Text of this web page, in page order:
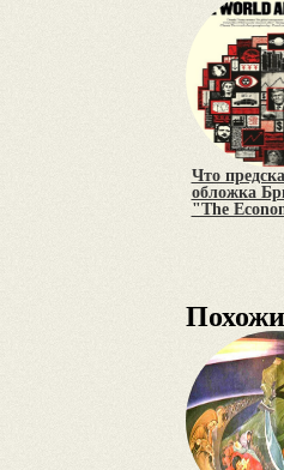
Что
обложка
"The